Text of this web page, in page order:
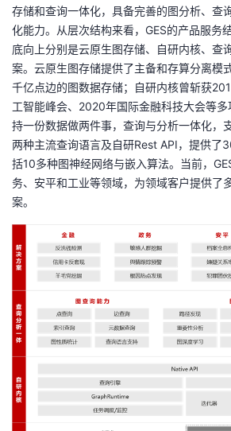
存储和查询一体化，具备完善的图分析、查
化能力。从层次结构来看， GES的产品服务
底向上分别是云原生图存储、自研内核、查
案。云原生图存储提供了主备和存算分离模
千亿点边的图数据存储；自研内核曾斩获
工智能峰会、 2020年国际金融科技大会等
持一份数据做两件事，查询与分析一体化，
两种主流查询语言及自研Rest API，提供了
括10多种图神经网络与嵌入算法。当前，
务、安平和工业等领域，为领域客户提供了
案。